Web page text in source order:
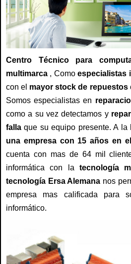
Centro Técnico para
multimarca , Comoespecialistas
con el mayor stock de repuestos
Somos especialistas en
como a su vez detectamos y
falla que su equipo presente. A la
una empresa con 15 años en
cuenta con mas de 64 mil
informática con la tecnología
tecnología Ersa Alemana nos
empresa mas calificada para
informático.